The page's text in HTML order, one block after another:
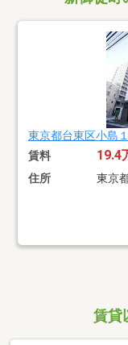
東京都台東区小島
賃料 19.4
住所 東京
賃貸